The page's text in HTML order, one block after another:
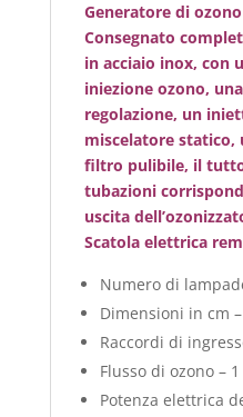
Generatore di ozono
Consegnato
in acciaio inox, con
iniezione ozono,
regolazione, un
miscelatore
filtro pulibile, il
tubazioni
uscita dell’
Scatola elettrica
Numero di
Dimensioni in cm –
Raccordi di
Flusso di ozono –
Potenza elettrica